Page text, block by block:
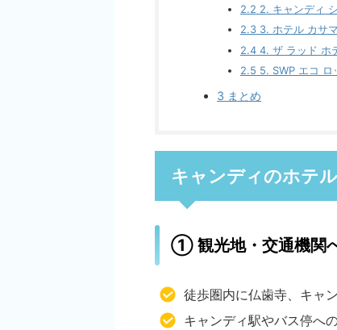
2.2 2. キャンディ
2.33. ホテル カサ
2.44. ザ ラッド ホ
2.5 5. SWP エコ ロ
3 まとめ
キャンディのホテ
① 観光地・交通機関
徒歩圏内に仏歯寺、キャ
キャンディ駅やバス停へ